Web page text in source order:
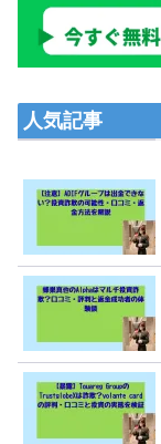
人気記事